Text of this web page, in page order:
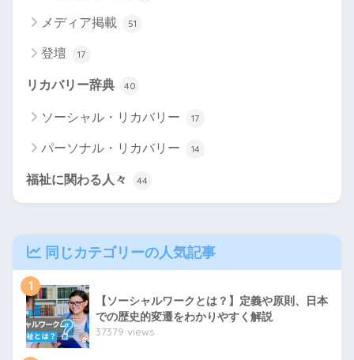
メディア掲載 51
登壇 17
リカバリー辞典 40
ソーシャル・リカバリー 17
パーソナル・リカバリー 14
福祉に関わる人々 44
同じカテゴリーの人気記事
1
【ソーシャルワークとは？】定義や原則、日本
での歴史的変遷をわかりやすく解説
37379 views